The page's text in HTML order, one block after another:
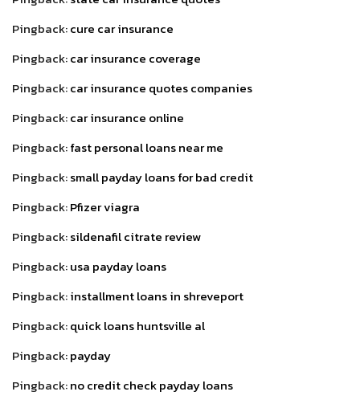
Pingback:cure car insurance
Pingback:car insurance coverage
Pingback:car insurance quotes companies
Pingback:car insurance online
Pingback:fast personal loans near me
Pingback:small payday loans for bad credit
Pingback:Pfizer viagra
Pingback:sildenafil citrate review
Pingback:usa payday loans
Pingback:installment loans in shreveport
Pingback:quick loans huntsville al
Pingback:payday
Pingback:no credit check payday loans